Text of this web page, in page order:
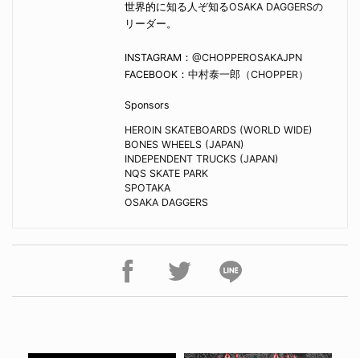
世界的に知る人ぞ知るOSAKA DAGGERSの
リーダー。
INSTAGRAM： @CHOPPEROSAKAJPN
FACEBOOK： 中村泰一郎（CHOPPER）
Sponsors
HEROIN SKATEBOARDS (WORLD WIDE)
BONES WHEELS (JAPAN)
INDEPENDENT TRUCKS (JAPAN)
NQS SKATE PARK
SPOTAKA
OSAKA DAGGERS